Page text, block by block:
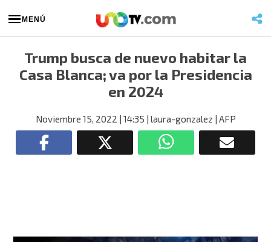
MENÚ
Trump busca de nuevo habitar la
Casa Blanca; va por la Presidencia
en 2024
Noviembre 15, 2022 | 14:35 | laura-gonzalez | AFP